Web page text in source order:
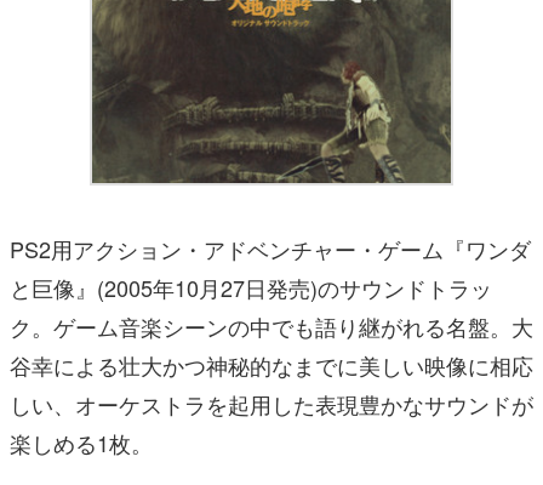
PS2用アクション・アドベンチャー・ゲーム『ワンダ
と巨像』(2005年10月27日発売)のサウンドトラッ
ク。ゲーム音楽シーンの中でも語り継がれる名盤。大
谷幸による壮大かつ神秘的なまでに美しい映像に相応
しい、オーケストラを起用した表現豊かなサウンドが
楽しめる1枚。